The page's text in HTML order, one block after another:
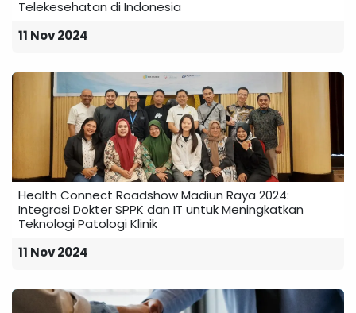
Telekesehatan di Indonesia
11 Nov 2024
Health Connect Roadshow Madiun Raya 2024:
Integrasi Dokter SPPK dan IT untuk Meningkatkan
Teknologi Patologi Klinik
11 Nov 2024